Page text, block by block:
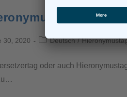
30, 2020 Deutsch /
oder auch